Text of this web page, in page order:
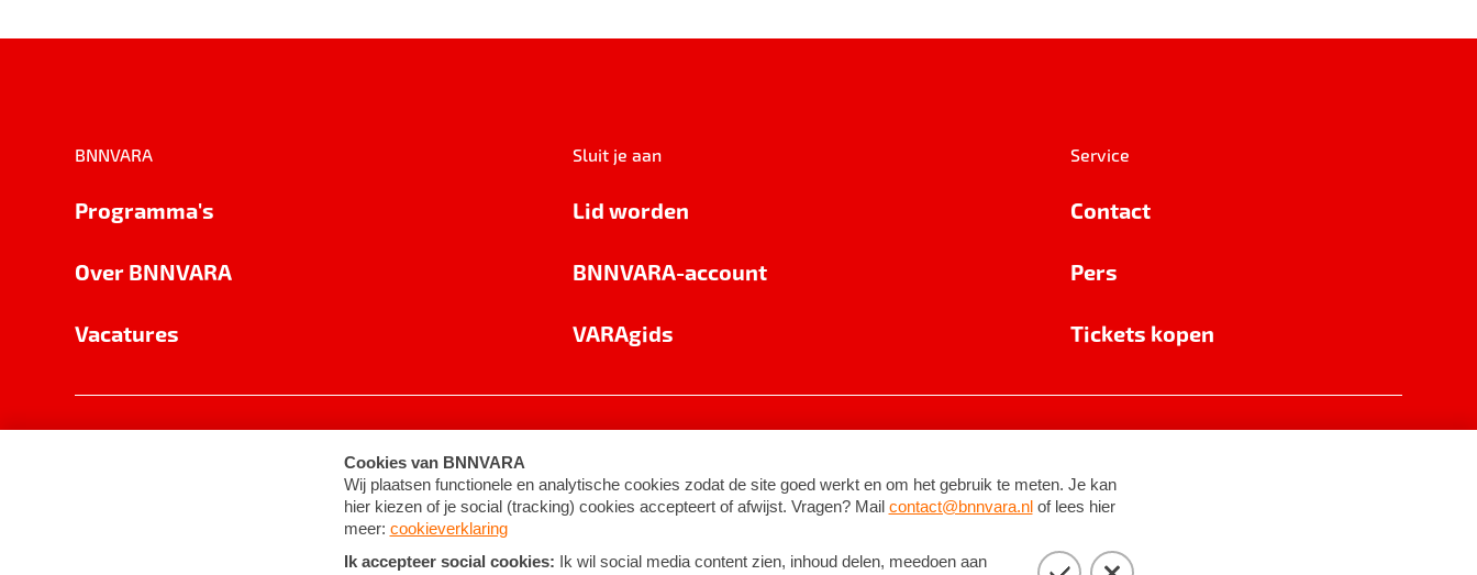
BNNVARA
Programma's
Over BNNVARA
Vacatures
Sluit je aan
Lid worden
BNNVARA-account
VARAgids
Service
Contact
Pers
Tickets kopen
Cookie-instellingen Algemene voorwaarden ©2026BNNVARA